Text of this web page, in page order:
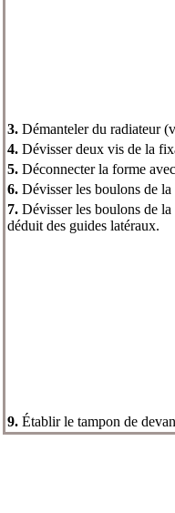
3. Démanteler du radiateur
4. Dévisser deux vis de la
5. Déconnecter la forme
6. Dévisser les boulons de
7. Dévisser les boulons de
déduit des guides latéraux.
9. Établir le tampon de